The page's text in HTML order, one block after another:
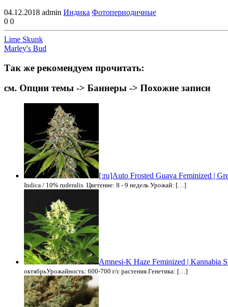
04.12.2018 admin Индика Фотопериодичные
0 0
Lime Skunk
Marley's Bud
Так же рекомендуем прочитать:
см. Опции темы -> Баннеры -> Похожие записи
[:ru]Auto Frosted Guava Feminized |
Indica / 10% ruderalis Цветение: 8 - 9 недель Урожай: […]
Amnesi-K Haze Feminized | Kannabia
октябрьУрожайность: 600-700 г/с растения.Генетика: […]